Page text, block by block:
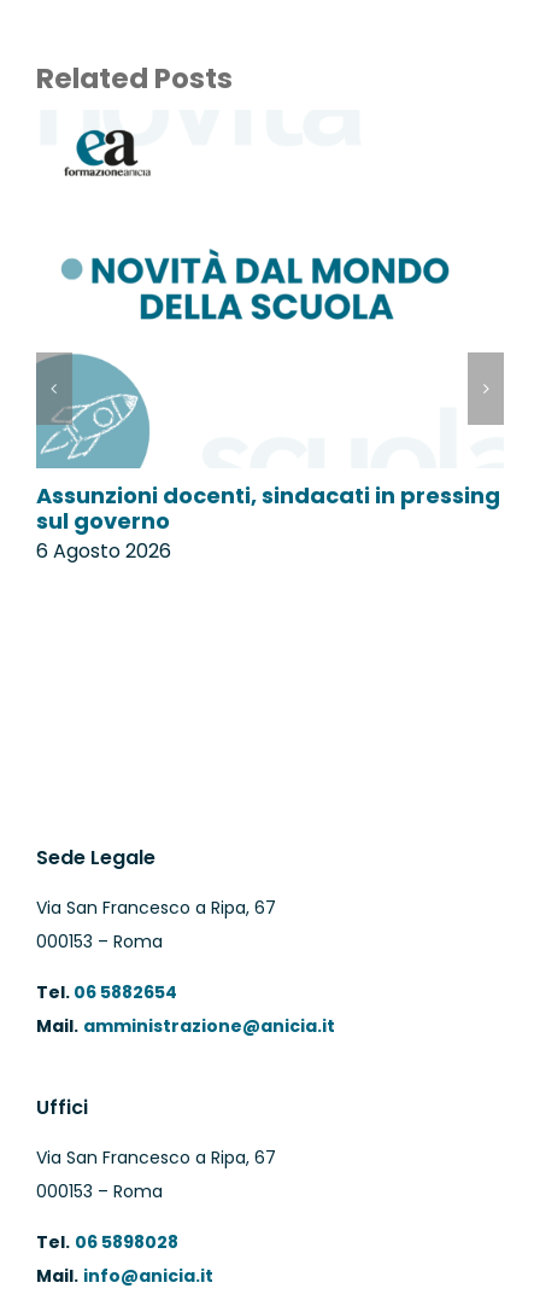
Related Posts
Assunzioni docenti, sindacati in pressing
sul governo
6 Agosto 2026
Sede Legale
Via San Francesco a Ripa, 67
000153 – Roma
Tel.06 5882654
Mail. amministrazione@anicia.it
Uffici
Via San Francesco a Ripa, 67
000153 – Roma
Tel. 06 5898028
Mail. info@anicia.it